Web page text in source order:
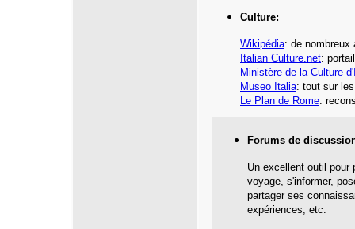
Culture:
Wikipédia: de nombreux
Italian Culture.net:
Ministère de la Culture
Museo Italia: tout sur
Le Plan de Rome:
Forums de
Un excellent outil pour
voyage, s'informer,
partager ses
expériences, etc.